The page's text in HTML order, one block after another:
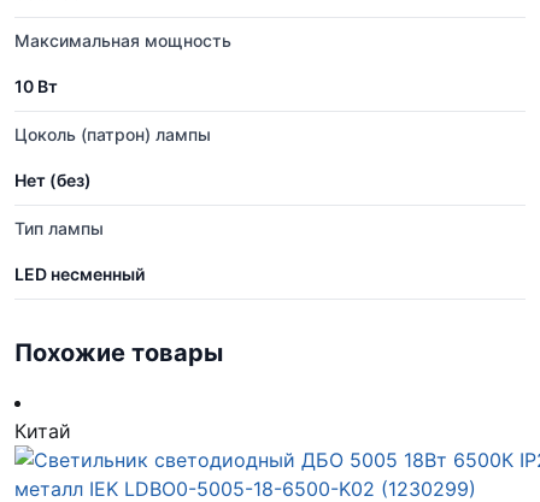
Максимальная мощность
10 Вт
Цоколь (патрон) лампы
Нет (без)
Тип лампы
LED несменный
Похожие товары
Китай